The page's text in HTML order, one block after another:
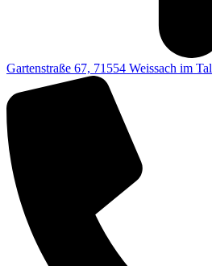
Gartenstraße 67, 71554 Weissach im Tal